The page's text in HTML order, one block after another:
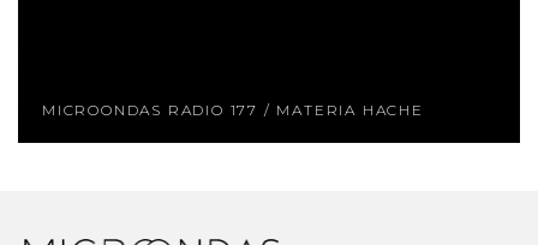
MICROONDAS RADIO 177 / MATERIA HACHE